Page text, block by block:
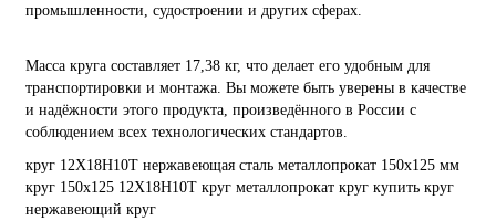
промышленности, судостроении и других сферах.
Масса круга составляет 17,38 кг, что делает его удобным для
транспортировки и монтажа. Вы можете быть уверены в качестве
и надёжности этого продукта, произведённого в России с
соблюдением всех технологических стандартов.
круг 12Х18Н10Т нержавеющая сталь металлопрокат 150х125 мм
круг 150х125 12Х18Н10Т круг металлопрокат круг купить круг
нержавеющий круг